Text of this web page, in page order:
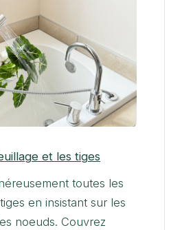
et les tiges
toutes les
en insistant sur les
noeuds. Couvrez